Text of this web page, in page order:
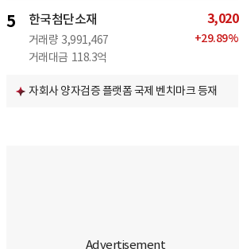
5 한국첨단소재
거래량 3,991,467
거래대금 118.3억
3,020
+29.89%
자회사 양자검증 플랫폼 국제 벤치마크 등재